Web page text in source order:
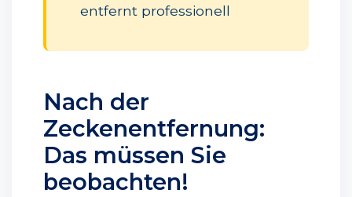
entfernt professionell
Nach der
Zeckenentfernung:
Das müssen Sie
beobachten!